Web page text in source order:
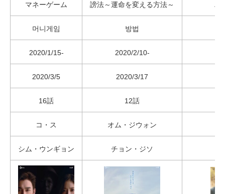
マネーゲーム 謗法～運命を変える方法～ ハ
머니게임 방법
2020/1/15- 2020/2/10-
2020/3/5 2020/3/17
16話 12話
コ・ス オム・ジウォン
シム・ウンギョン チョン・ジソ